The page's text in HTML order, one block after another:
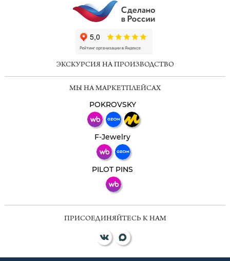
ЭКСКУРСИЯ НА ПРОИЗВОДСТВО
МЫ НА МАРКЕТПЛЕЙСАХ
POKROVSKY
F-Jewelry
PILOT PINS
ПРИСОЕДИНЯЙТЕСЬ К НАМ